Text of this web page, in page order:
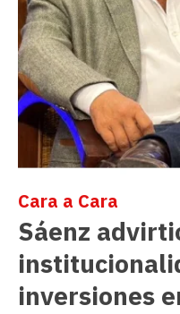
Sáenz
inversiones
Cara a Cara